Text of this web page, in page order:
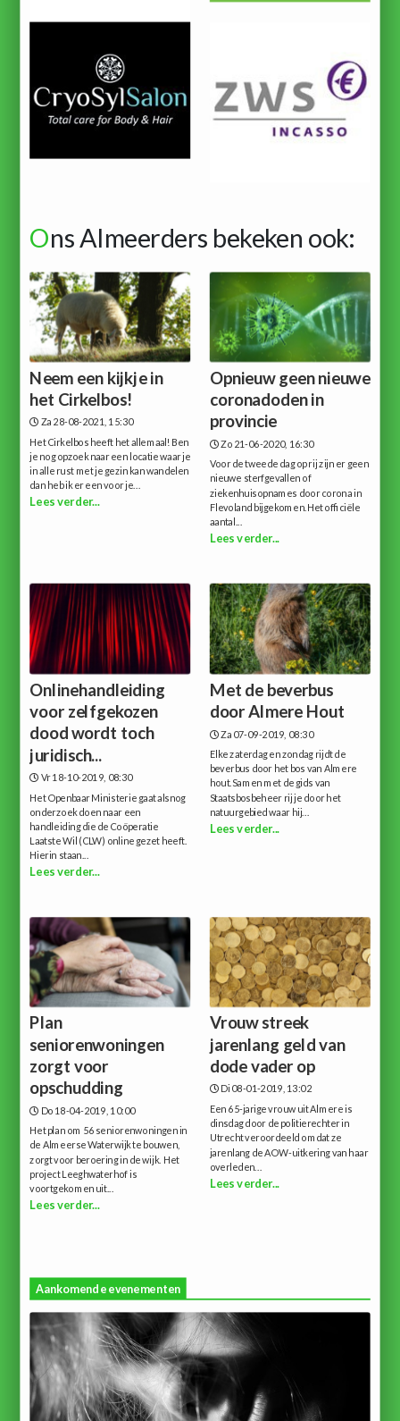
Ons Almeerders bekeken ook:
Neem een kijkje in
het Cirkelbos!
Za 28-08-2021, 15:30
Het Cirkelbos heeft het allemaal!Ben
je nog opzoek naar een locatie waar je
in alle rust met je gezin kan wandelen
dan heb ik er een voor je...
Lees verder...
Opnieuw geen nieuwe
coronadoden in
provincie
Zo 21-06-2020, 16:30
Voor de tweede dag op rij zijn er geen
nieuwe sterfgevallen of
ziekenhuisopnames door corona in
Flevoland bijgekomen.Het officiële
aantal...
Lees verder...
Onlinehandleiding
voor zelfgekozen
dood wordt toch
juridisch...
Vr 18-10-2019, 08:30
Het Openbaar Ministerie gaat alsnog
onderzoek doen naar een
handleiding die de Coöperatie
Laatste Wil (CLW) online gezet heeft.
Hierin staan...
Lees verder...
Met de beverbus
door Almere Hout
Za 07-09-2019, 08:30
Elke zaterdag en zondag rijdt de
beverbus door het bos van Almere
hout.Samen met de gids van
Staatsbosbeheer rij je door het
natuurgebied waar hij...
Lees verder...
Plan
seniorenwoningen
zorgt voor
opschudding
Do 18-04-2019, 10:00
Het plan om 56 seniorenwoningen in
de Almeerse Waterwijk te bouwen,
zorgt voor beroering in de wijk. Het
project Leeghwaterhof is
voortgekomen uit...
Lees verder...
Vrouw streek
jarenlang geld van
dode vader op
Di 08-01-2019, 13:02
Een 65-jarige vrouw uit Almere is
dinsdag door de politierechter in
Utrecht veroordeeld omdat ze
jarenlang de AOW-uitkering van haar
overleden...
Lees verder...
Aankomende evenementen